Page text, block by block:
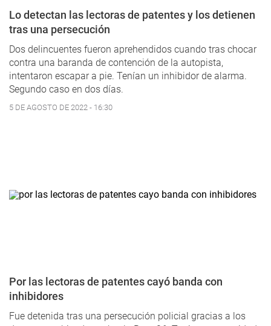
Lo detectan las lectoras de patentes y los detienen
tras una persecución
Dos delincuentes fueron aprehendidos cuando tras chocar
contra una baranda de contención de la autopista,
intentaron escapar a pie. Tenían un inhibidor de alarma.
Segundo caso en dos días.
5 DE AGOSTO DE 2022 - 16:30
Por las lectoras de patentes cayó banda con
inhibidores
Fue detenida tras una persecución policial gracias a los